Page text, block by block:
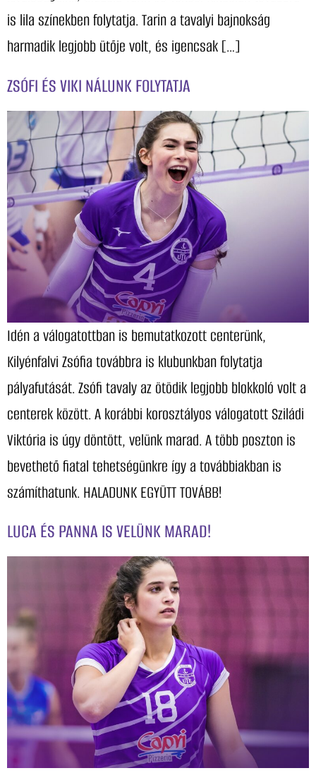
is lila színekben folytatja. Tarin a tavalyi bajnokság
harmadik legjobb ütője volt, és igencsak […]
ZSÓFI ÉS VIKI NÁLUNK FOLYTATJA
Idén a válogatottban is bemutatkozott centerünk,
Kilyénfalvi Zsófia továbbra is klubunkban folytatja
pályafutását. Zsófi tavaly az ötödik legjobb blokkoló volt a
centerek között. A korábbi korosztályos válogatott Sziládi
Viktória is úgy döntött, velünk marad. A több poszton is
bevethető fiatal tehetségünkre így a továbbiakban is
számíthatunk. HALADUNK EGYÜTT TOVÁBB!
LUCA ÉS PANNA IS VELÜNK MARAD!